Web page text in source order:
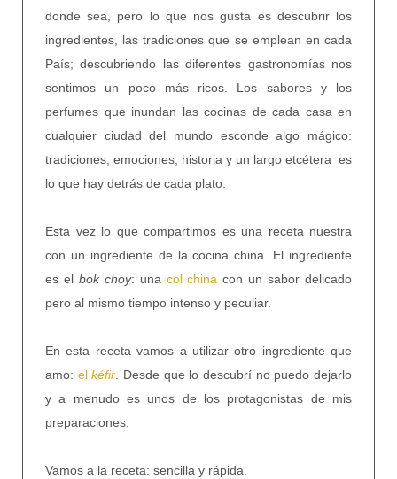
donde sea, pero lo que nos gusta es descubrir los
ingredientes, las tradiciones que se emplean en cada
País; descubriendo las diferentes gastronomías nos
sentimos un poco más ricos. Los sabores y los
perfumes que inundan las cocinas de cada casa en
cualquier ciudad del mundo esconde algo mágico:
tradiciones, emociones, historia y un largo etcétera es
lo que hay detrás de cada plato.
Esta vez lo que compartimos es una receta nuestra
con un ingrediente de la cocina china. El ingrediente
es el bok choy: una col china con un sabor delicado
pero al mismo tiempo intenso y peculiar.
En esta receta vamos a utilizar otro ingrediente que
amo: elkéfir . Desde que lo descubrí no puedo dejarlo
y a menudo es unos de los protagonistas de mis
preparaciones.
Vamos a la receta: sencilla y rápida.